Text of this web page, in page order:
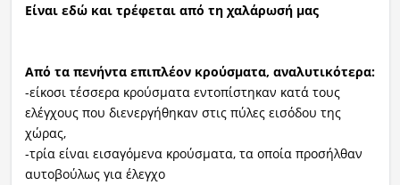
Είναι εδώ και τρέφεται από τη χαλάρωσή μας
Από τα πενήντα επιπλέον κρούσματα, αναλυτικότερα:
-είκοσι τέσσερα κρούσματα εντοπίστηκαν κατά τους
ελέγχους που διενεργήθηκαν στις πύλες εισόδου της
χώρας,
-τρία είναι εισαγόμενα κρούσματα, τα οποία προσήλθαν
αυτοβούλως για έλεγχο